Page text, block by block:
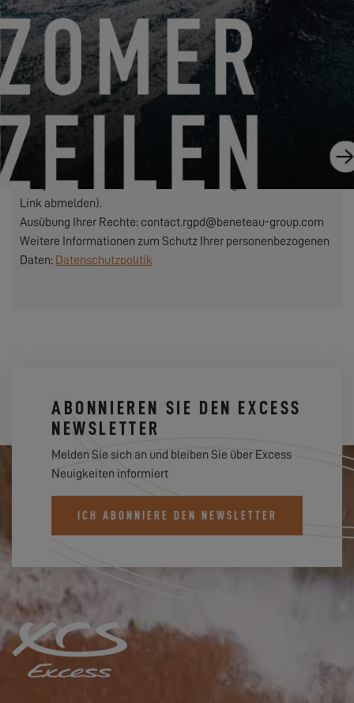
ABSENDEN
Mit EXCESS ist Construction Navale Bordeaux gemeint, die
als Verantwortliche für die Datenverarbeitung fungiert. Ihre
personenbezogenen Daten werden verarbeitet, um Ihre
Anfrage zu beantworten, unsere Beziehungen zu Ihnen zu
verwalten und Ihnen, falls Sie sich dafür entschieden haben,
unsere Mitteilungen zuzusenden (in diesem Fall können Sie
sich jederzeit über den in unseren Sendungen enthaltenen
Link abmelden).
Ausübung Ihrer Rechte: contact.rgpd@beneteau-group.com
Weitere Informationen zum Schutz Ihrer personenbezogenen
Daten: Datenschutzpolitik
ABONNIEREN SIE DEN EXCESS
NEWSLETTER
Melden Sie sich an und bleiben Sie über Excess
Neuigkeiten informiert
ICH ABONNIERE DEN NEWSLETTER